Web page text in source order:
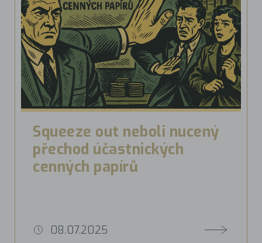
Squeeze out neboli nucený
přechod účastnických
cenných papírů
08.07.2025